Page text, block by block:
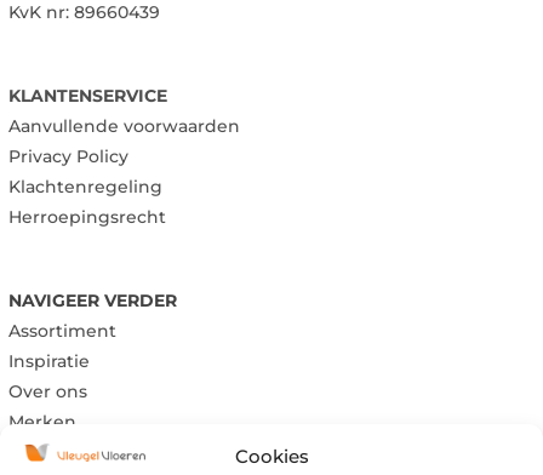
Cookies
KvK nr: 89660439
KLANTENSERVICE
Aanvullende voorwaarden
Privacy Policy
Klachtenregeling
Herroepingsrecht
NAVIGEER VERDER
Assortiment
Inspiratie
Over ons
Merken